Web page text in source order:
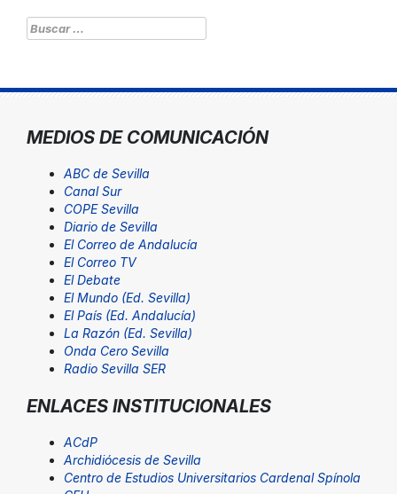
Buscar:
MEDIOS DE COMUNICACIÓN
ABC de Sevilla
Canal Sur
COPE Sevilla
Diario de Sevilla
El Correo de Andalucía
El Correo TV
El Debate
El Mundo (Ed. Sevilla)
El País (Ed. Andalucía)
La Razón (Ed. Sevilla)
Onda Cero Sevilla
Radio Sevilla SER
ENLACES INSTITUCIONALES
ACdP
Archidiócesis de Sevilla
Centro de Estudios Universitarios Cardenal Spínola